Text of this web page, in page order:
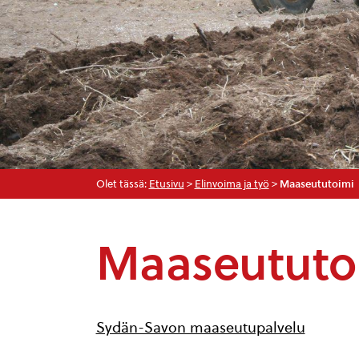
Olet tässä: Etusivu > Elinvoima ja työ> Maaseututoimi
Sydän-Savon maaseutupalvelu